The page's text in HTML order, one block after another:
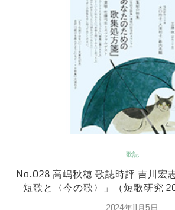
歌誌
No.028 高嶋秋穂 歌誌時評 吉川宏
短歌と〈今の歌〉」（短歌研究
2024年11月5日